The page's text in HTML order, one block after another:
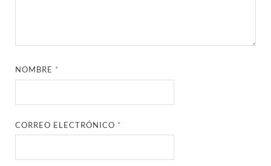
NOMBRE *
CORREO ELECTRÓNICO *